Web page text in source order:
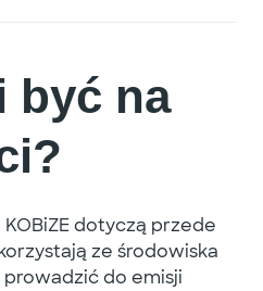
być na
dotyczą przede
ze środowiska
do emisji